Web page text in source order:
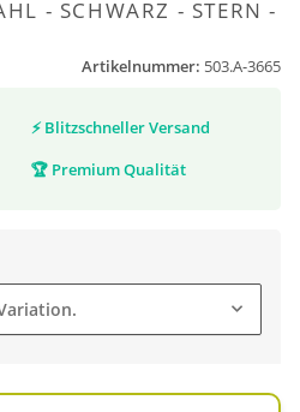
- SCHWARZ - STERN -
Artikelnummer: 503.A-3665
⚡ Blitzschneller Versand
🏆 Premium Qualität